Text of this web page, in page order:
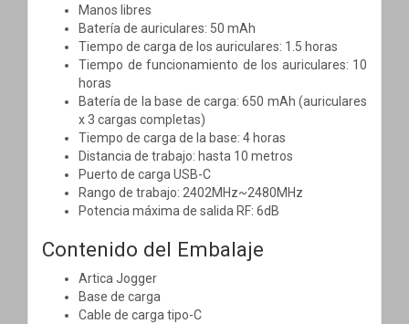
Manos libres
Batería de auriculares: 50 mAh
Tiempo de carga de los auriculares: 1.5 horas
Tiempo de funcionamiento de los auriculares: 10
horas
Batería de la base de carga: 650 mAh (auriculares
x 3 cargas completas)
Tiempo de carga de la base: 4 horas
Distancia de trabajo: hasta 10 metros
Puerto de carga USB-C
Rango de trabajo: 2402MHz~2480MHz
Potencia máxima de salida RF: 6dB
Contenido del Embalaje
Artica Jogger
Base de carga
Cable de carga tipo-C